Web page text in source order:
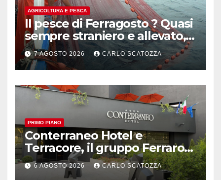
AGRICOLTURA E PESCA
Il pesce di Ferragosto ? Quasi
sempre straniero e allevato,
in sofferenza
7 AGOSTO 2026 CARLO SCATOZZA
PRIMO PIANO
Conterraneo Hotel e
Terracore, il gruppo Ferraro
amplia l’ ospitalità e il gusto
alle porte di Caserta
6 AGOSTO 2026 CARLO SCATOZZA